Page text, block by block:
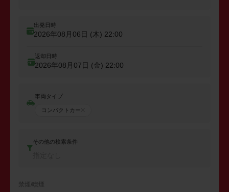
出発日時
2026年08月06日 (木) 22:00
返却日時
2026年08月07日 (金) 22:00
車両タイプ
コンパクトカー
その他の検索条件
禁煙/喫煙